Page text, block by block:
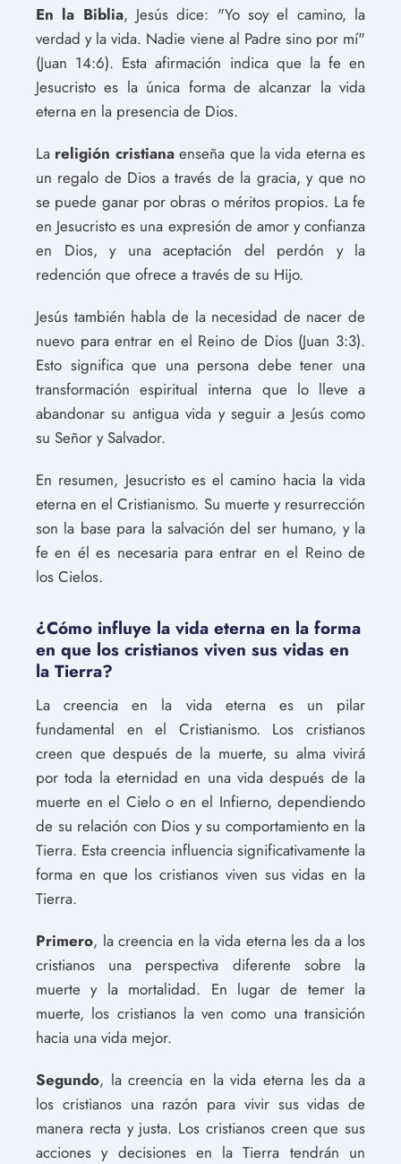
En la Biblia, Jesús dice: "Yo soy el camino, la
verdad y la vida. Nadie viene al Padre sino por mí"
(Juan 14:6). Esta afirmación indica que la fe en
Jesucristo es la única forma de alcanzar la vida
eterna en la presencia de Dios.
La religión cristianaenseña que la vida eterna es
un regalo de Dios a través de la gracia, y que no
se puede ganar por obras o méritos propios. La fe
en Jesucristo es una expresión de amor y confianza
en Dios, y una aceptación del perdón y la
redención que ofrece a través de su Hijo.
Jesús también habla de la necesidad de nacer de
nuevo para entrar en el Reino de Dios (Juan 3:3).
Esto significa que una persona debe tener una
transformación espiritual interna que lo lleve a
abandonar su antigua vida y seguir a Jesús como
su Señor y Salvador.
En resumen, Jesucristo es el camino hacia la vida
eterna en el Cristianismo. Su muerte y resurrección
son la base para la salvación del ser humano, y la
fe en él es necesaria para entrar en el Reino de
los Cielos.
¿Cómo influye la vida eterna en la forma
en que los cristianos viven sus vidas en
la Tierra?
La creencia en la vida eterna es un pilar
fundamental en el Cristianismo. Los cristianos
creen que después de la muerte, su alma vivirá
por toda la eternidad en una vida después de la
muerte en el Cielo o en el Infierno, dependiendo
de su relación con Dios y su comportamiento en la
Tierra. Esta creencia influencia significativamente la
forma en que los cristianos viven sus vidas en la
Tierra.
Primero, la creencia en la vida eterna les da a los
cristianos una perspectiva diferente sobre la
muerte y la mortalidad. En lugar de temer la
muerte, los cristianos la ven como una transición
hacia una vida mejor.
Segundo, la creencia en la vida eterna les da a
los cristianos una razón para vivir sus vidas de
manera recta y justa. Los cristianos creen que sus
acciones y decisiones en la Tierra tendrán un